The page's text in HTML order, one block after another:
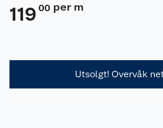
119 00 per m
Utsolgt! Overvåk